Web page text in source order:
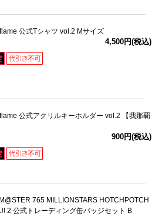
公式Tシャツ vol.2 Mサイズ
4,500円(税込)
公式アクリルキーホルダー vol.2 【我那覇
900円(税込)
765 MILLIONSTARS HOTCHPOTCH
2 公式トレーディング缶バッジセット B